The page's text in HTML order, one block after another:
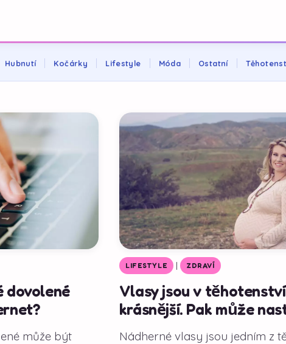
Hubnutí Kočárky Lifestyle Móda Ostatní
dovolené
může být
Vlasy jsou v těhotenství
krásnější. Pak může
Nádherné vlasy jsou jedním z
LIFESTYLE | ZDRAVÍ